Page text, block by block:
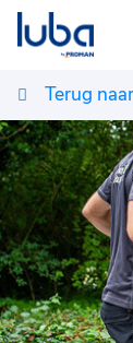
Vacatures
Over ons
Voor
Contact
Terug